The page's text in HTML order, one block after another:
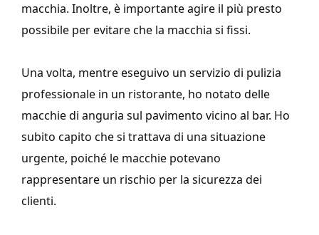
macchia. Inoltre, è importante agire il più presto
possibile per evitare che la macchia si fissi.
Una volta, mentre eseguivo un servizio di pulizia
professionale in un ristorante, ho notato delle
macchie di anguria sul pavimento vicino al bar. Ho
subito capito che si trattava di una situazione
urgente, poiché le macchie potevano
rappresentare un rischio per la sicurezza dei
clienti.